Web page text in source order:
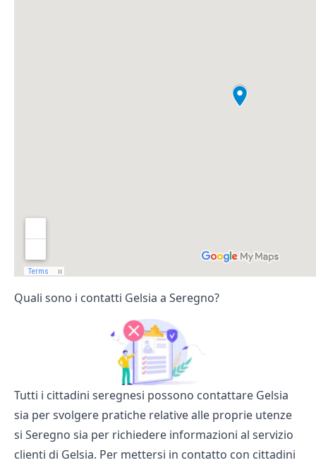
Quali sono i contatti Gelsia a Seregno?
Tutti i cittadini seregnesi possono contattare Gelsia
sia per svolgere pratiche relative alle proprie utenze
si Seregno sia per richiedere informazioni al servizio
clienti di Gelsia. Per mettersi in contatto con cittadini